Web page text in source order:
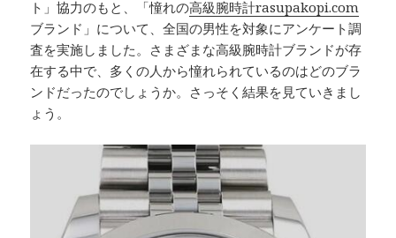
ト」協力のもと、「憧れの高級腕時計rasupakopi.com
ブランド」について、全国の男性を対象にアンケート調
査を実施しました。さまざまな高級腕時計ブランドが存
在する中で、多くの人から憧れられているのはどのブラ
ンドだったのでしょうか。さっそく結果を見ていきまし
ょう。